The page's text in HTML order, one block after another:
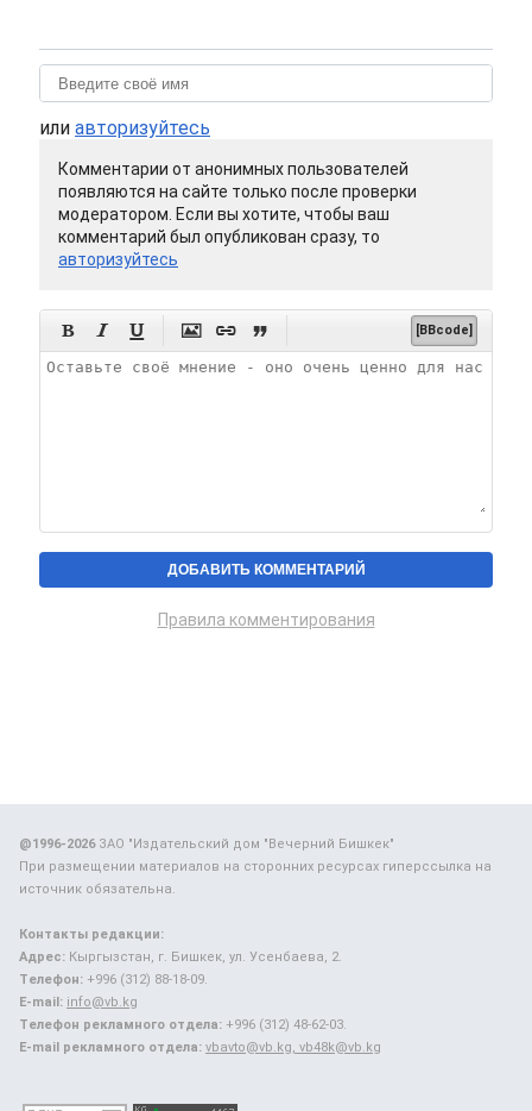
или авторизуйтесь
Комментарии от анонимных пользователей
появляются на сайте только после проверки
модератором. Если вы хотите, чтобы ваш
комментарий был опубликован сразу, то
авторизуйтесь
      [BBcode]
Правила комментирования
@1996-2026ЗАО "Издательский дом "Вечерний Бишкек"
При размещении материалов на сторонних ресурсах гиперссылка на
источник обязательна.
Контакты редакции:
Адрес: Кыргызстан, г. Бишкек, ул. Усенбаева, 2.
Телефон: +996 (312) 88-18-09.
E-mail: info@vb.kg
Телефон рекламного отдела: +996 (312) 48-62-03.
E-mail рекламного отдела: vbavto@vb.kg, vb48k@vb.kg